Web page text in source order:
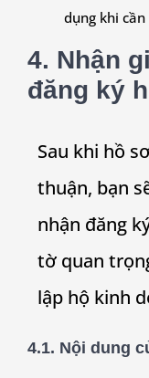
dụng khi
4. Nhận
đăng ký
Sau khi hồ
thuận, bạn
nhận đăng
tờ quan
lập hộ kinh
4.1. Nội dung